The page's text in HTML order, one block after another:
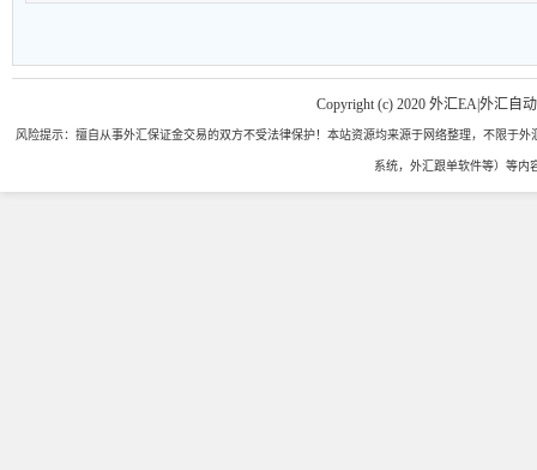
Copyright (c) 2020 外汇EA|外汇自
风险提示：擅自从事外汇保证金交易的双方不受法律保护！本站资源均来源于网络整理，不限于
系统，外汇跟单软件等）等内